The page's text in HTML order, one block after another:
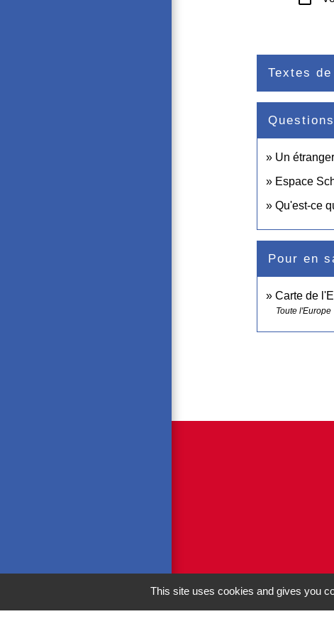
Textes
Un
Espace
Qu'est-ce
Pour en
Carte de
Toute l'Europe
This site uses cookies and gives you